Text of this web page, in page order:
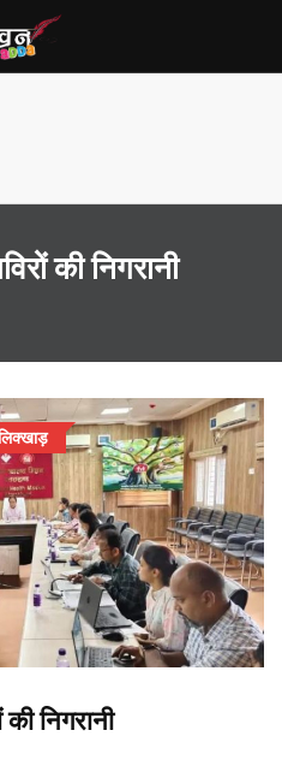
की निगरानी
निगरानी